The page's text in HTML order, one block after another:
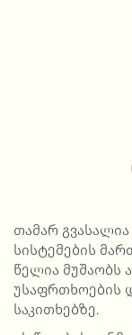
თამარ
სისტემების
წელია მუშაობს
უსაფრთხოების
საკითხებზე.